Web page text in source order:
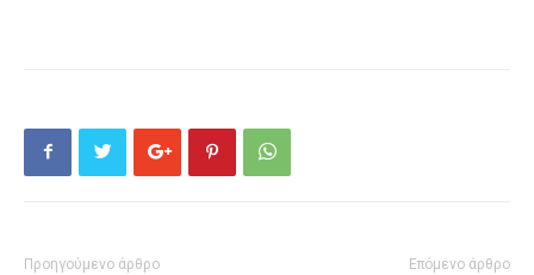
Προηγούμενο άρθρο Επόμενο άρθρο